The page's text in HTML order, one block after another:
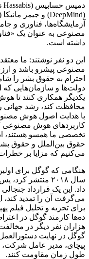
آزمایشگاه‌ها، فناوری و
مصنوعی به عنوان یک
داشته است.
این دو نفر نوشتند: ما
مصنوعی پیشرو باشد و
احترام به حقوق بشر را
دولت‌ها و سازمان‌هایی که
یکدیگر همکاری کنند تا
محافظت کند، رشد جهانی
با هدایت اصول هوش
کاربردهای هوش مصنوعی
تخصصی ما همسو هستند،
حقوق بین‌الملل و حقوق
می‌کنیم که مزایا بر
هنگامی که گوگل برای
داد. این یک قرارداد
می‌گرفت آن را تمدید
برای تجزیه و تحلیل فیلم
ده‌ها کارمند گوگل در
هزاران نفر دیگر در
گوگل در نهایت
پیچای، مدیر عامل شرکت،
طول زمان مقاومت کنند.